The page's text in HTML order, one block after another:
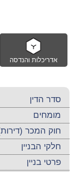
אדריכלות והנדסה
סדר הדין
מומחים
חוק המכר
חלקי הבניין
פרטי בניין